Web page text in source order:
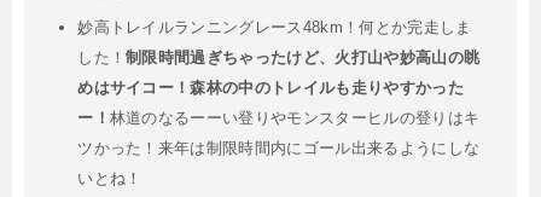
妙高トレイルランニングレース48km！何とか完走しま
した！制限時間過ぎちゃったけど、火打山や妙高山の眺
めはサイコー！森林の中のトレイルも走りやすかった
ー！ 林道のなるーーい登りやモンスターヒルの登りはキ
ツかった！来年は制限時間内にゴール出来るようにしな
いとね！